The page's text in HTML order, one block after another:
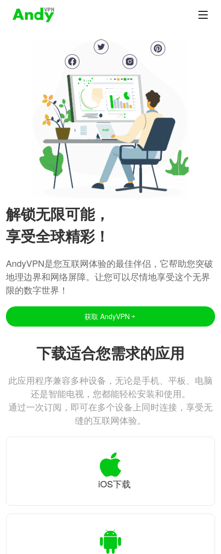
解锁无限可能，
享受全球精彩！
AndyVPN是您互联网体验的最佳伴侣，它帮助您突破
地理边界和网络屏障。让您可以尽情地享受这个无界
限的数字世界！
获取 AndyVPN
下载适合您需求的应用
此应用程序兼容多种设备，无论是手机、平板、电脑
还是智能电视，您都能轻松安装和使用。
通过一次订阅，即可在多个设备上同时连接，享受无
缝的互联网体验。
iOS下载